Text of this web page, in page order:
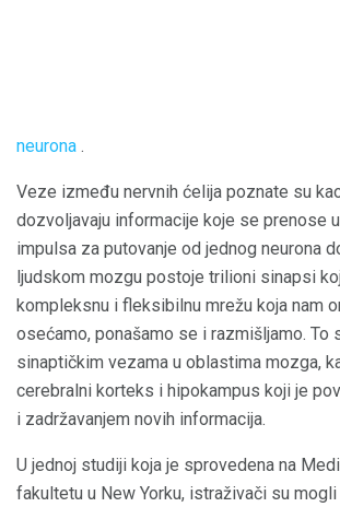
neurona .
Veze između nervnih ćelija poznate su
dozvoljavaju informacije koje se prenose
impulsa za putovanje od jednog neurona
ljudskom mozgu postoje trilioni sinapsi
kompleksnu i fleksibilnu mrežu koja nam
osećamo, ponašamo se i razmišljamo. To
sinaptičkim vezama u oblastima mozga,
cerebralni korteks i hipokampus koji je
i zadržavanjem novih informacija.
U jednoj studiji koja je sprovedena na
fakultetu u New Yorku, istraživači su